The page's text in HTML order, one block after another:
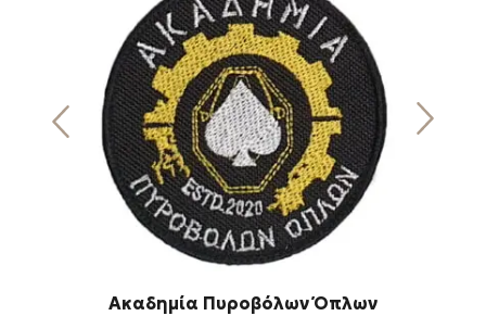
Ακαδημία Πυροβόλων Όπλων